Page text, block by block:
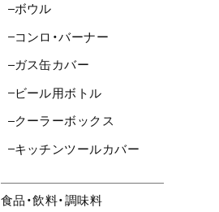
ボウル
コンロ・バーナー
ガス缶カバー
ビール用ボトル
クーラーボックス
キッチンツールカバー
食品・飲料・調味料